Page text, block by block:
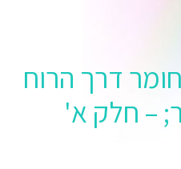
דרך הרוח
– חלק א'